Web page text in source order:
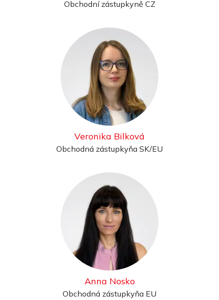
Obchodní zástupkyně CZ
Veronika Bilková
Obchodná zástupkyňa SK/EU
Anna Nosko
Obchodná zástupkyňa EU